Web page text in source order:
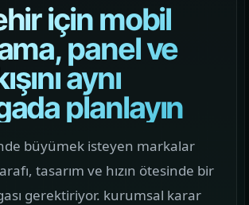
Müşteri Paneli
Hakkımızda
Yapının arkasındaki yaklaşımı ve çalışma dilini
için mobil
panel ve
aynı
planlayın
büyümek isteyen markalar
tasarım ve hızın ötesinde bir
gerektiriyor. kurumsal karar